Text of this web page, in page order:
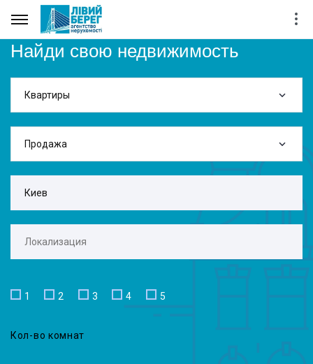
Найди свою недвижимость
Квартиры
Продажа
Кол-во комнат
1 2 3 4 5